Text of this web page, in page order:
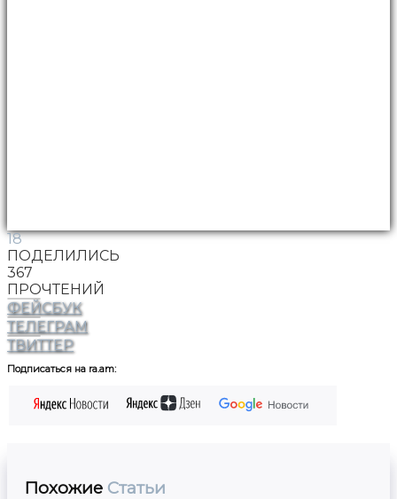
18
ПОДЕЛИЛИСЬ
367
ПРОЧТЕНИЙ
ФЕЙСБУК
ТЕЛЕГРАМ
ТВИТТЕР
Подписаться на ra.am:
Похожие Статьи